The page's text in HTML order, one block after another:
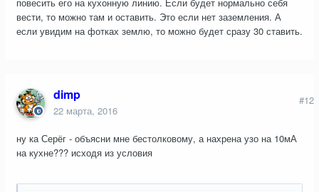
повесить его на кухонную линию. Если будет нормально себя
вести, то можно там и оставить. Это если нет заземления. А
если увидим на фотках землю, то можно будет сразу 30 ставить.
dimp
22 марта, 2016
#12
ну ка Серёг - объясни мне бестолковому, а нахрена узо на 10мА
на кухне??? исходя из условия